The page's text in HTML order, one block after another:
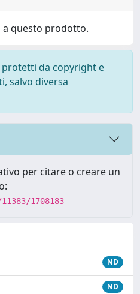
a questo prodotto.
protetti da copyright e
salvo diversa
per citare o creare un
1708183
ND
ND